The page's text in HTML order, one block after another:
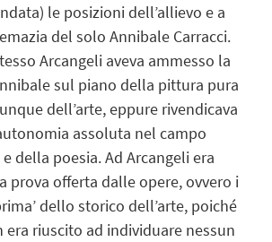
le posizioni dell’allievo e a
del solo Annibale Carracci.
Arcangeli aveva ammesso la
sul piano della pittura pura
dell’arte,eppure rivendicava
assoluta nel campo
della poesia. Ad Arcangeli era
prova offerta dalle opere, ovvero i
’dello storico dell’arte, poiché
riuscito ad individuare nessun